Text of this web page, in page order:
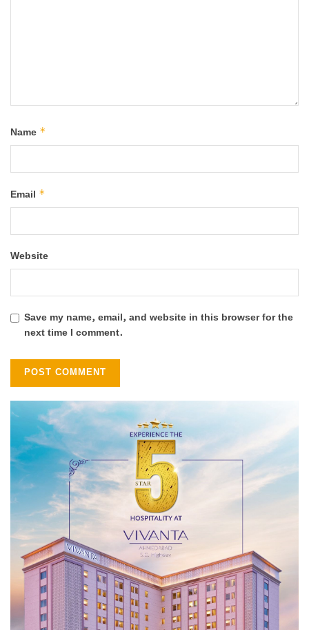
Name *
Email *
Website
Save my name, email, and website in this browser for the
next time I comment.